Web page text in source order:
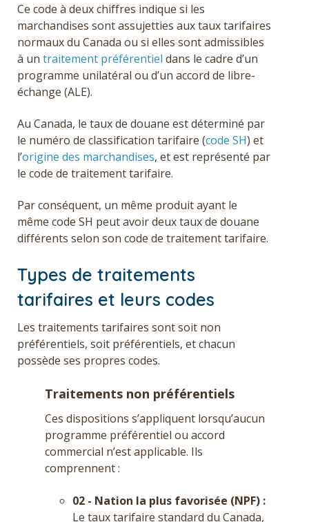
Ce code à deux chiffres indique si les
marchandises sont assujetties aux taux tarifaires
normaux du Canada ou si elles sont admissibles
à un traitement préférentiel dans le cadre d’un
programme unilatéral ou d’un accord de libre-
échange (ALE).
Au Canada, le taux de douane est déterminé par
le numéro de classification tarifaire (code SH) et
l’origine des marchandises, et est représenté par
le code de traitement tarifaire.
Par conséquent, un même produit ayant le
même code SH peut avoir deux taux de douane
différents selon son code de traitement tarifaire.
Types de traitements
tarifaires et leurs codes
Les traitements tarifaires sont soit non
préférentiels, soit préférentiels, et chacun
possède ses propres codes.
Traitements non préférentiels
Ces dispositions s’appliquent lorsqu’aucun
programme préférentiel ou accord
commercial n’est applicable. Ils
comprennent :
02 - Nation la plus favorisée (NPF) :
Le taux tarifaire standard du Canada,